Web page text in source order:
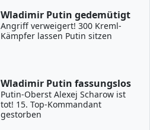
Wladimir Putin gedemütigt
Angriff verweigert! 300 Kreml-
Kämpfer lassen Putin sitzen
Wladimir Putin fassungslos
Putin-Oberst Alexej Scharow ist
tot! 15. Top-Kommandant
gestorben